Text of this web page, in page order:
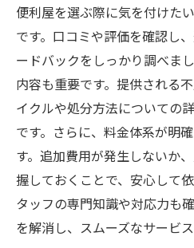
便利屋が提供する追
活用すべき便利屋の
リユース・リサイク
不用品を活用した節
便利屋のアドバイス
環境に配慮した不用品
が解説
エコロジーと経済性
環境に優しい不用
便利屋を選ぶ際に気を付けた
です。口コミや評価を確認し
ードバックをしっかり調べま
内容も重要です。提供される
イクルや処分方法についての
です。さらに、料金体系が明
す。追加費用が発生しないか
握しておくことで、安心して
タッフの専門知識や対応力も
を解消し、スムーズなサービ